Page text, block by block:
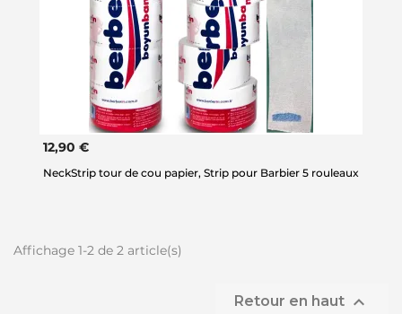
12,90 €
NeckStrip tour de cou papier, Strip pour Barbier 5 rouleaux
Affichage 1-2 de 2 article(s)
Retour en haut 